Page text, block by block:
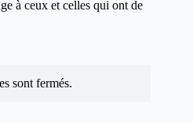
à ceux et celles qui ont de
sont fermés.